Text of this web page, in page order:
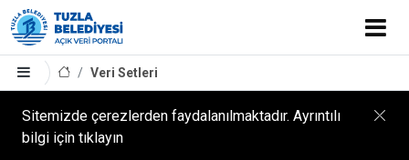
Veri Setleri
Sitemizde çerezlerden faydalanılmaktadır. Ayrıntılı
bilgi için tıklayın